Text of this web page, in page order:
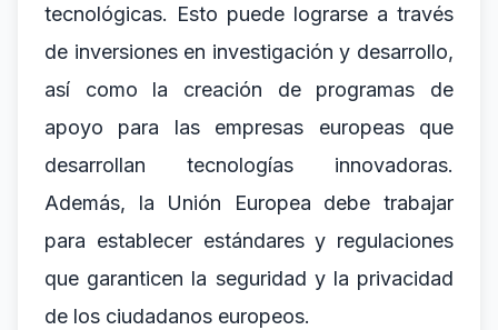
tecnológicas. Esto puede lograrse a través
de inversiones en investigación y desarrollo,
así como la creación de programas de
apoyo para las empresas europeas que
desarrollan tecnologías innovadoras.
Además, la Unión Europea debe trabajar
para establecer estándares y regulaciones
que garanticen la seguridad y la privacidad
de los ciudadanos europeos.